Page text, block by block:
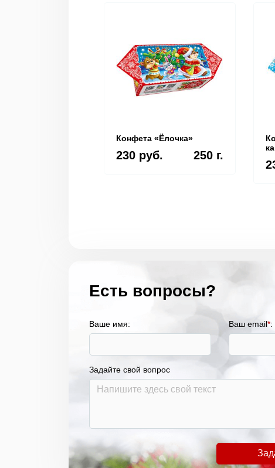
Конфета «Ёлочка»
230 руб. 250 г.
Есть вопросы?
Ваше имя: Ваш email*:
Задайте свой вопрос